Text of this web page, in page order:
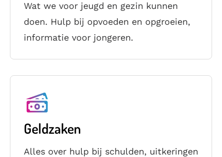
Wat we voor jeugd en gezin kunnen
doen. Hulp bij opvoeden en opgroeien,
informatie voor jongeren.
Geldzaken
Alles over hulp bij schulden, uitkeringen